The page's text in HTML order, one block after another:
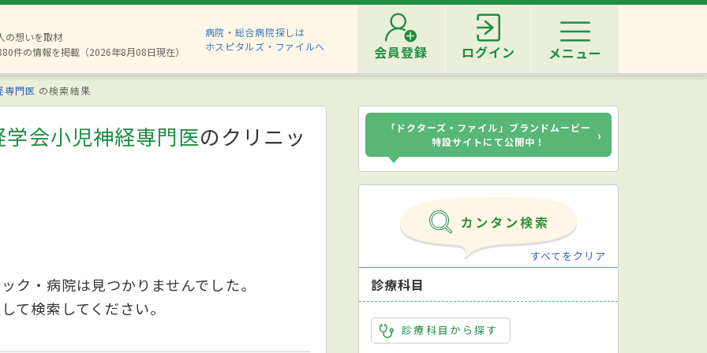
の想いを取材
件の情報を掲載（2026年8月08日現在）
病院・総合病院探しは
ホスピタルズ・ファイルへ
会員登録 ログイン メニュー
専門医 の検索結果
会小児神経専門医のクリニッ
ク・病院は見つかりませんでした。
て検索してください。
「ドクターズ・ファイル」ブランドムービー
特設サイトにて公開中！
›
すべてをクリア
診療科目
診療科目から探す